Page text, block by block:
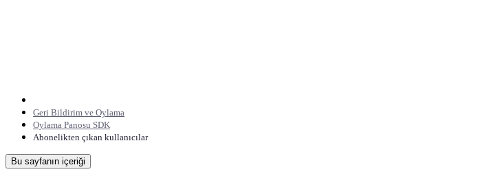
Geri Bildirim ve Oylama
Oylama Panosu SDK
Abonelikten çıkan kullanıcılar
Bu sayfanın içeriği